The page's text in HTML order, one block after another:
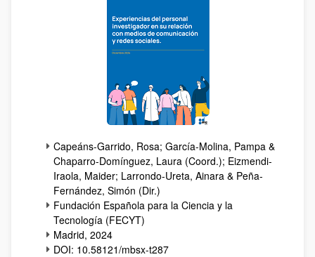
Capeáns-Garrido, Rosa; García-Molina, Pampa &
Chaparro-Domínguez, Laura (Coord.); Eizmendi-
Iraola, Maider; Larrondo-Ureta, Ainara & Peña-
Fernández, Simón (Dir.)
Fundación Española para la Ciencia y la
Tecnología (FECYT)
Madrid, 2024
DOI: 10.58121/mbsx-t287